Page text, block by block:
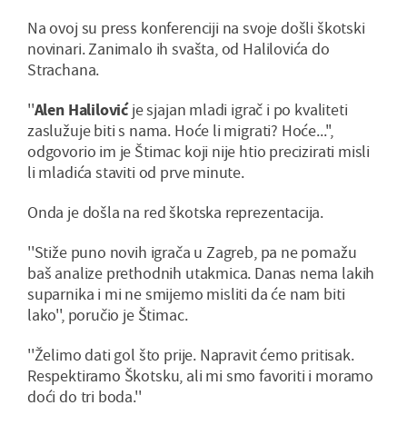
Na ovoj su press konferenciji na svoje došli škotski
novinari. Zanimalo ih svašta, od Halilovića do
Strachana.
''Alen Halilovićje sjajan mladi igrač i po kvaliteti
zaslužuje biti s nama. Hoće li migrati? Hoće...'',
odgovorio im je Štimac koji nije htio precizirati misli
li mladića staviti od prve minute.
Onda je došla na red škotska reprezentacija.
''Stiže puno novih igrača u Zagreb, pa ne pomažu
baš analize prethodnih utakmica. Danas nema lakih
suparnika i mi ne smijemo misliti da će nam biti
lako'', poručio je Štimac.
''Želimo dati gol što prije. Napravit ćemo pritisak.
Respektiramo Škotsku, ali mi smo favoriti i moramo
doći do tri boda.''